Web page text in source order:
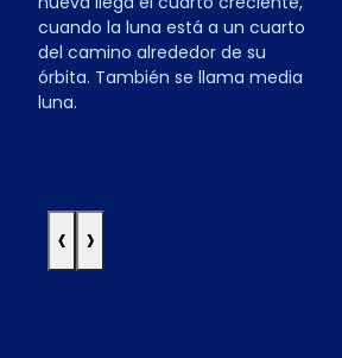
cuando la luna está a un cuarto
del camino alrededor de su
órbita. También se llama media
luna.
‹ ›